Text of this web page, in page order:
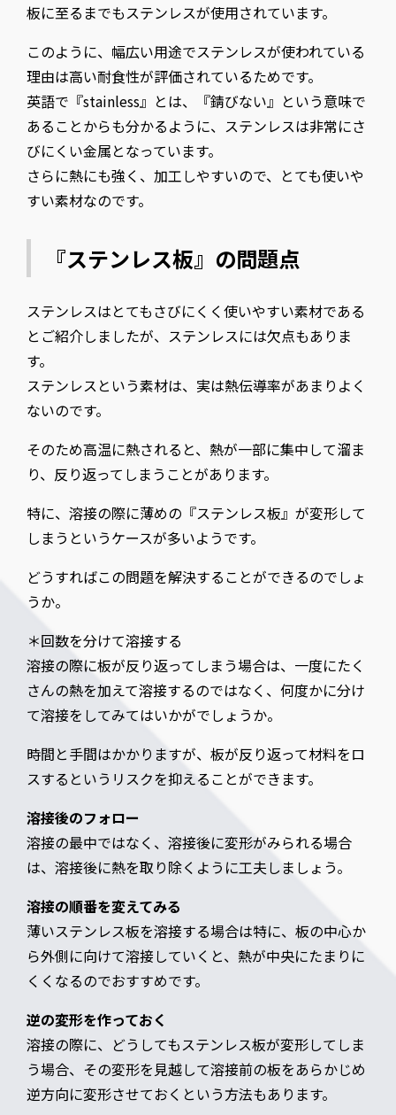
板に至るまでもステンレスが使用されています。
このように、幅広い用途でステンレスが使われている
理由は高い耐食性が評価されているためです。
英語で『stainless』とは、『錆びない』という意味で
あることからも分かるように、ステンレスは非常にさ
びにくい金属となっています。
さらに熱にも強く、加工しやすいので、とても使いや
すい素材なのです。
『ステンレス板』の問題点
ステンレスはとてもさびにくく使いやすい素材である
とご紹介しましたが、ステンレスには欠点もありま
す。
ステンレスという素材は、実は熱伝導率があまりよく
ないのです。
そのため高温に熱されると、熱が一部に集中して溜ま
り、反り返ってしまうことがあります。
特に、溶接の際に薄めの『ステンレス板』が変形して
しまうというケースが多いようです。
どうすればこの問題を解決することができるのでしょ
うか。
＊回数を分けて溶接する
溶接の際に板が反り返ってしまう場合は、一度にたく
さんの熱を加えて溶接するのではなく、何度かに分け
て溶接をしてみてはいかがでしょうか。
時間と手間はかかりますが、板が反り返って材料をロ
スするというリスクを抑えることができます。
溶接後のフォロー
溶接の最中ではなく、溶接後に変形がみられる場合
は、溶接後に熱を取り除くように工夫しましょう。
溶接の順番を変えてみる
薄いステンレス板を溶接する場合は特に、板の中心か
ら外側に向けて溶接していくと、熱が中央にたまりに
くくなるのでおすすめです。
逆の変形を作っておく
溶接の際に、どうしてもステンレス板が変形してしま
う場合、その変形を見越して溶接前の板をあらかじめ
逆方向に変形させておくという方法もあります。